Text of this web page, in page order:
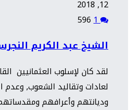
12, 2018
1
الشيخ عبد الكريم
لقد كان لإسلوب العثمانيين
لعادات وتقاليد الشعوب,
وديانتهم وأعرافهم